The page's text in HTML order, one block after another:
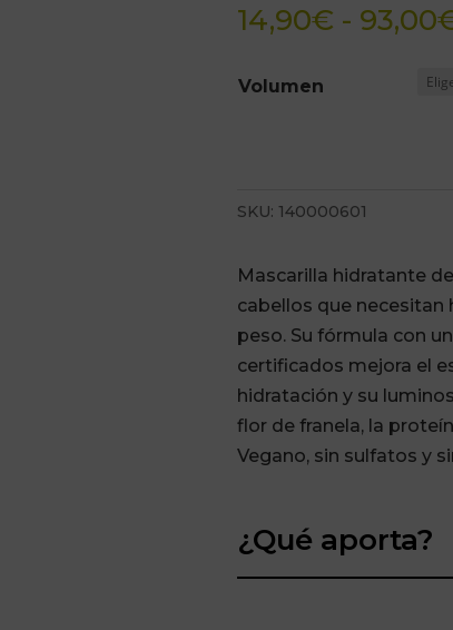
14,90€ - 93,00
Volumen
SKU: 140000601
Mascarilla hidratante
cabellos que necesitan
peso. Su fórmula con
certificados mejora el
hidratación y su
flor de franela, la
Vegano, sin sulfatos y
¿Qué aporta?